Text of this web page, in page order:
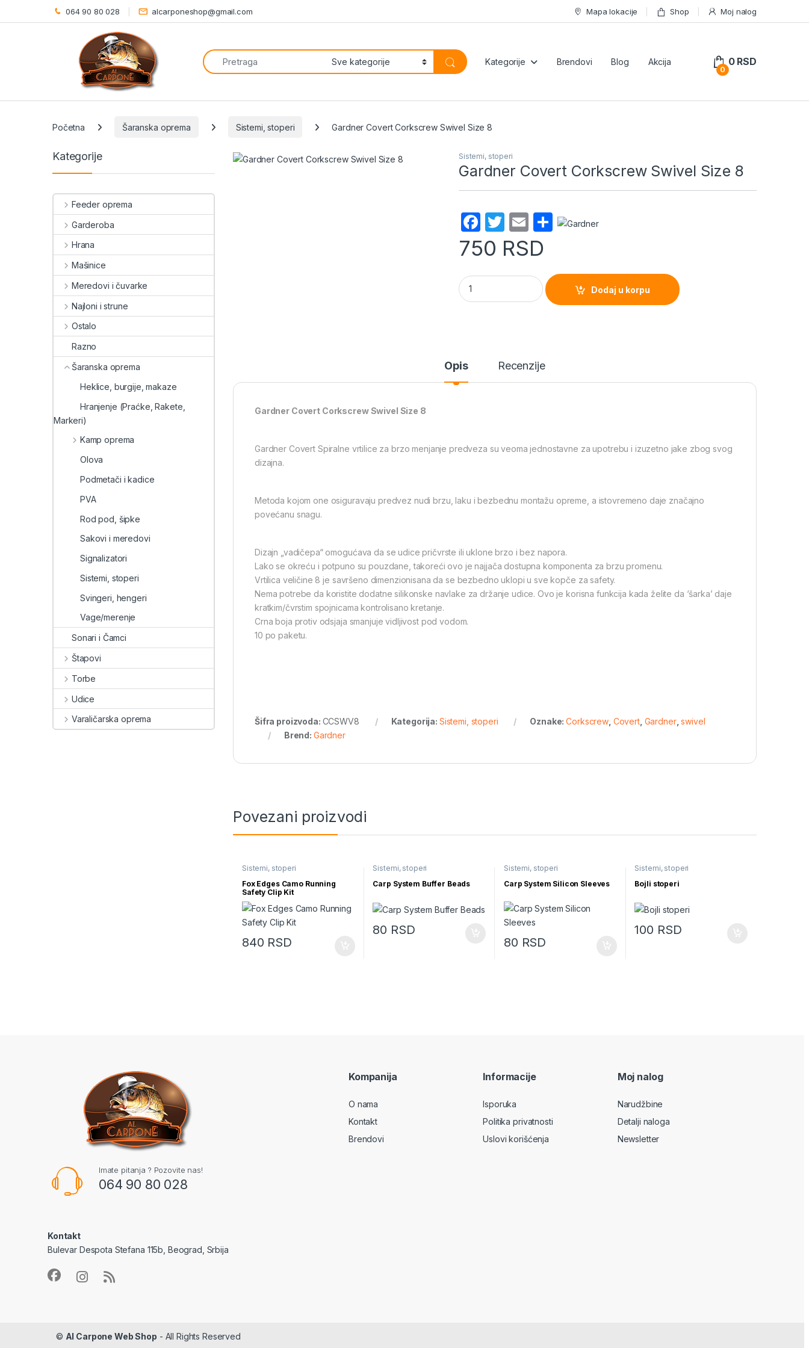
064 90 80 028 alcarponeshop@gmail.com Mapa lokacije Shop Moj nalog
Search for:
Kategorije Brendovi Blog Akcija
0
0 RSD
Početna Šaranska oprema Sistemi, stoperi Gardner Covert Corkscrew Swivel Size 8
Sistemi, stoperi
Gardner Covert Corkscrew Swivel Size 8
F
a
c
e
b
T
w
itt
er
E
m
ail
S
e
750 RSD
Gardner Covert Corkscrew Swivel Size 8 quantity
Dodaj u korpu
Opis Recenzije
Gardner Covert Corkscrew Swivel Size 8
Gardner Covert Spiralne vrtilice za brzo menjanje predveza su veoma jednostavne za upotrebu i izuzetno jake zbog svog
dizajna.
Metoda kojom one osiguravaju predvez nudi brzu, laku i bezbednu montažu opreme, a istovremeno daje značajno
povećanu snagu.
Dizajn „vadičepa“ omogućava da se udice pričvrste ili uklone brzo i bez napora.
Lako se okreću i potpuno su pouzdane, takoreći ovo je najjača dostupna komponenta za brzu promenu.
Vrtilica veličine 8 je savršeno dimenzionisana da se bezbedno uklopi u sve kopče za safety.
Nema potrebe da koristite dodatne silikonske navlake za držanje udice. Ovo je korisna funkcija kada želite da ‘šarka’ daje
kratkim/čvrstim spojnicama kontrolisano kretanje.
Crna boja protiv odsjaja smanjuje vidljivost pod vodom.
10 po paketu.
Šifra proizvoda: CCSWV8 Kategorija: Sistemi, stoperi Oznake:Corkscrew, Covert, Gardner,swivel
Brend: Gardner
Povezani proizvodi
Sistemi, stoperi
Fox Edges Camo Running
Safety Clip Kit
840 RSD
Sistemi, stoperi
Carp System Buffer Beads
80 RSD
Sistemi, stoperi
Carp System Silicon Sleeves
80 RSD
Sistemi, stoperi
Bojli stoperi
100 RSD
Kategorije
Feeder oprema
Garderoba
Hrana
Mašinice
Meredovi i čuvarke
Najloni i strune
Ostalo
Razno
Šaranska oprema
Heklice, burgije, makaze
Hranjenje (Praćke, Rakete,
Markeri)
Kamp oprema
Olova
Podmetači i kadice
PVA
Rod pod, šipke
Sakovi i meredovi
Signalizatori
Sistemi, stoperi
Svingeri, hengeri
Vage/merenje
Sonari i Čamci
Štapovi
Torbe
Udice
Varaličarska oprema
Imate pitanja ? Pozovite nas!
064 90 80 028
Kontakt
Bulevar Despota Stefana 115b, Beograd, Srbija
Kompanija
O nama
Kontakt
Brendovi
Informacije
Isporuka
Politika privatnosti
Uslovi korišćenja
Moj nalog
Narudžbine
Detalji naloga
Newsletter
© Al Carpone Web Shop - All Rights Reserved